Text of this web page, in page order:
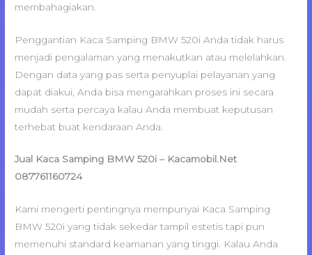
membahagiakan.
Penggantian Kaca Samping BMW 520i Anda tidak harus
menjadi pengalaman yang menakutkan atau melelahkan.
Dengan data yang pas serta penyuplai pelayanan yang
dapat diakui, Anda bisa mengarahkan proses ini secara
mudah serta percaya kalau Anda membuat keputusan
terhebat buat kendaraan Anda.
Jual Kaca Samping BMW 520i – Kacamobil.Net
087761160724
Kami mengerti pentingnya mempunyai Kaca Samping
BMW 520i yang tidak sekedar tampil estetis tapi pun
memenuhi standard keamanan yang tinggi. Kalau Anda